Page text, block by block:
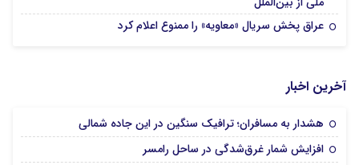
عراق پخش سریال «معاویه» را ممنوع اعلام کرد
آخرین اخبار
هشدار به مسافران؛ ترافیک سنگین در این جاده شمالی
افزایش شمار غرق‌شدگی در ساحل رامسر